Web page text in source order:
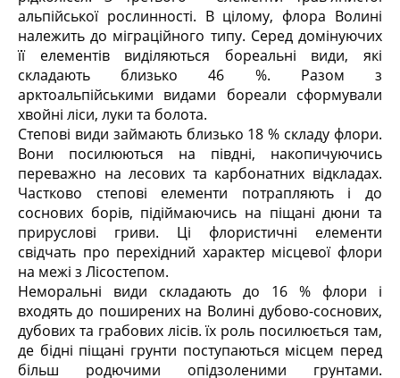
альпійської рослинності. В цілому, флора Волині
належить до міграційного типу. Серед домінуючих
її елементів виділяються бореальні види, які
складають близько 46 %. Разом з
арктоальпійськими видами бореали сформували
хвойні ліси, луки та болота.
Степові види займають близько 18 % складу флори.
Вони посилюються на півдні, накопичуючись
переважно на лесових та карбонатних відкладах.
Частково степові елементи потрапляють і до
соснових борів, підіймаючись на піщані дюни та
прируслові гриви. Ці флористичні елементи
свідчать про перехідний характер місцевої флори
на межі з Лісостепом.
Неморальні види складають до 16 % флори і
входять до поширених на Волині дубово-соснових,
дубових та грабових лісів. їх роль посилюється там,
де бідні піщані грунти поступаються місцем перед
більш родючими опідзоленими грунтами.